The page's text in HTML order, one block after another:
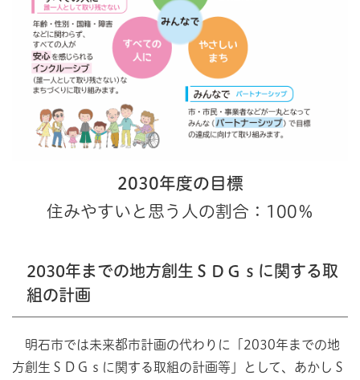
2030年度の目標
住みやすいと思う人の割合：100％
2030年までの地方創生ＳＤＧｓに関する取
組の計画
明石市では未来都市計画の代わりに「2030年までの地
方創生ＳＤＧｓに関する取組の計画等」として、あかしＳ